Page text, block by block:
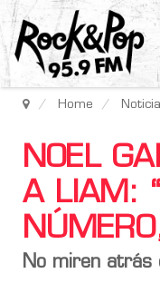
Home
NOEL
A LIAM:
No miren atrás